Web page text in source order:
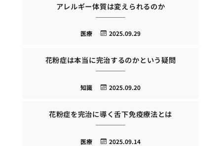
アレルギー体質は変えられるのか
2025.09.29
医療
花粉症は本当に完治するのかという疑問
2025.09.20
知識
花粉症を完治に導く舌下免疫療法とは
2025.09.14
医療